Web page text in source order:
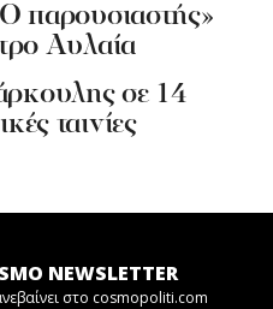
παρουσιαστής»
Αυλαία
σε 14
ταινίες
NEWSLETTER
στο cosmopoliti.com